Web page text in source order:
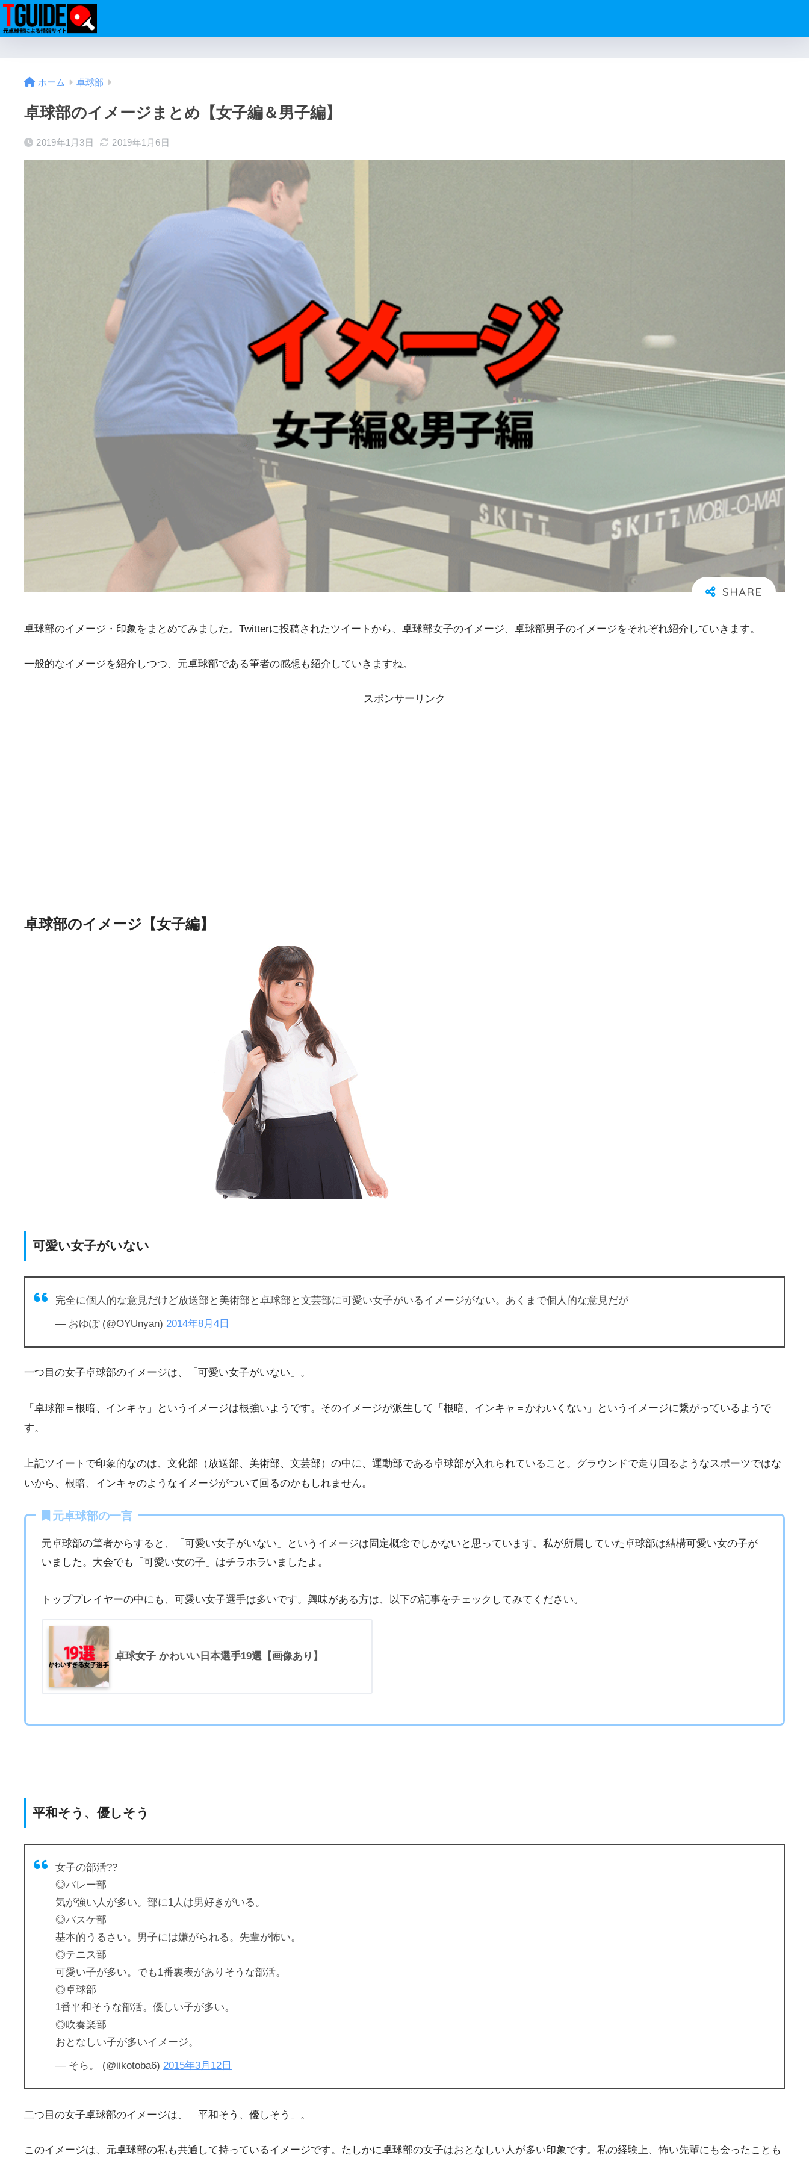
ホーム 卓球部
卓球部のイメージまとめ【女子編＆男子編】
2019年1月3日 2019年1月6日
卓球部のイメージ・印象をまとめてみました。Twitterに投稿されたツイートから、卓球部女子のイメージ、卓球部男子のイメージをそれぞれ紹介していきます。
一般的なイメージを紹介しつつ、元卓球部である筆者の感想も紹介していきますね。
スポンサーリンク
卓球部のイメージ【女子編】
可愛い女子がいない
完全に個人的な意見だけど放送部と美術部と卓球部と文芸部に可愛い女子がいるイメージがない。あくまで個人的な意見だが
— おゆぽ (@OYUnyan) 2014年8月4日
一つ目の女子卓球部のイメージは、「可愛い女子がいない」。
「卓球部＝根暗、インキャ」というイメージは根強いようです。そのイメージが派生して「根暗、インキャ＝かわいくない」というイメージに繋がっているようで
す。
上記ツイートで印象的なのは、文化部（放送部、美術部、文芸部）の中に、運動部である卓球部が入れられていること。グラウンドで走り回るようなスポーツではな
いから、根暗、インキャのようなイメージがついて回るのかもしれません。
元卓球部の一言
元卓球部の筆者からすると、「可愛い女子がいない」というイメージは固定概念でしかないと思っています。私が所属していた卓球部は結構可愛い女の子が
いました。大会でも「可愛い女の子」はチラホラいましたよ。
トッププレイヤーの中にも、可愛い女子選手は多いです。興味がある方は、以下の記事をチェックしてみてください。
卓球女子 かわいい日本選手19選【画像あり】
平和そう、優しそう
女子の部活??
◎バレー部
気が強い人が多い。部に1人は男好きがいる。
◎バスケ部
基本的うるさい。男子には嫌がられる。先輩が怖い。
◎テニス部
可愛い子が多い。でも1番裏表がありそうな部活。
◎卓球部
1番平和そうな部活。優しい子が多い。
◎吹奏楽部
おとなしい子が多いイメージ。
— そら。 (@iikotoba6) 2015年3月12日
二つ目の女子卓球部のイメージは、「平和そう、優しそう」。
このイメージは、元卓球部の私も共通して持っているイメージです。たしかに卓球部の女子はおとなしい人が多い印象です。私の経験上、怖い先輩にも会ったことも